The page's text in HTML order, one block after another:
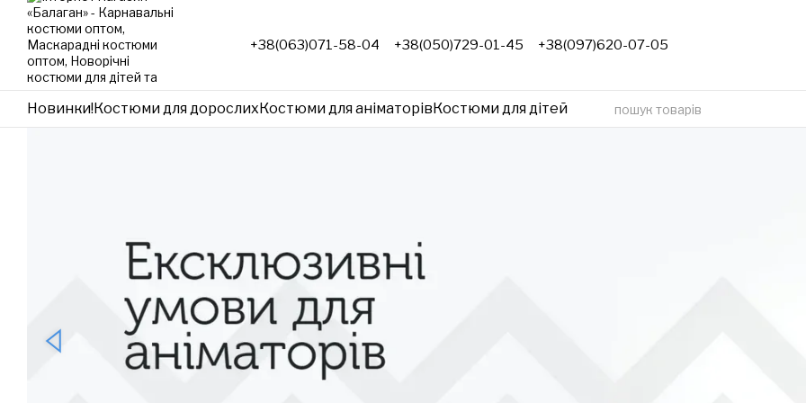
Перейти до основного контенту
+38(063)071-58-04 +38(050)729-01-45 +38(097)620-07-05
Новинки!Костюми для дорослихКостюми для аніматорівКостюми для дітей